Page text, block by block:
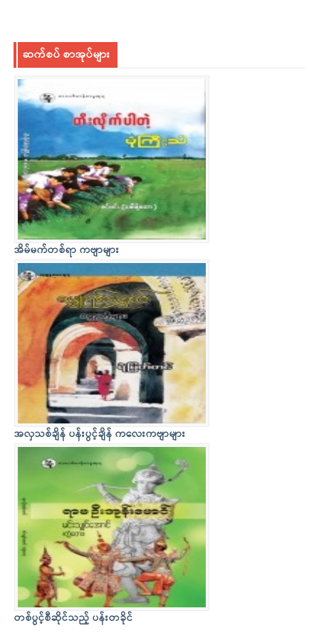
ဆက်စပ် စာအုပ်များ
အိမ်မက်တစ်ရာ ကဗျာများ
အလှသစ်ချိန် ပန်းပွင့်ချိန် ကလေးကဗျာများ
တစ်ပွင့်စီဆိုင်သည့် ပန်းတခိုင်